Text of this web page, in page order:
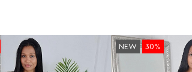
NEW 30%